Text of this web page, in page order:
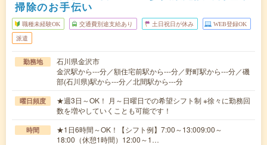
掃除のお手伝い
職種未経験OK 交通費別途支給あり 土日祝日が休み WEB登録OK
派遣
勤務地
石川県金沢市
金沢駅から---分／額住宅前駅から---分／野町駅から---分／磯
部(石川県)駅から---分／北間駅から---分
曜日頻度
★週3日～OK！ 月～日曜日での希望シフト制 ※徐々に勤務回
数を増やしていくことも可能です！
時間
★1日6時間～OK！【シフト例】7:00～13:009:00～
18:00（休憩1時間）12:00～1…